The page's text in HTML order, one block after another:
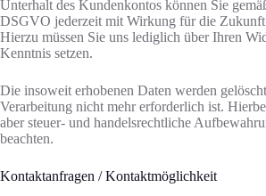
Unterhalt des Kundenkontos können Sie
DSGVO jederzeit mit Wirkung für die
Hierzu müssen Sie uns lediglich über Ihren
Kenntnis setzen.
Die insoweit erhobenen Daten werden
Verarbeitung nicht mehr erforderlich ist.
aber steuer- und handelsrechtliche
beachten.
Kontaktanfragen / Kontaktmöglichkeit